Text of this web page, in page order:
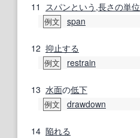
11 スパンという ,長さの単位
例文 span
12 抑止する
例文 restrain
13 水面の低下
例文 drawdown
14 陥れる